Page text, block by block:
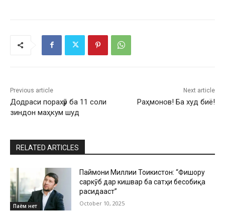
Previous article
Додраси порахӯр ба 11 соли
зиндон маҳкум шуд
Next article
Раҳмонов! Ба худ биё!
RELATED ARTICLES
Паём нет
Паймони Миллии Тоҷикистон: “Фишору
саркӯб дар кишвар ба сатҳи бесобиқа
расидааст”
October 10, 2025